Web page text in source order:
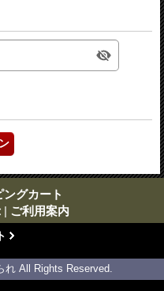
ングカート
| ご利用案内
All Rights Reserved.